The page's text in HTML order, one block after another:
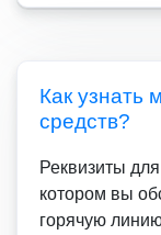
Как узнать
средств?
Реквизиты
котором вы
горячую